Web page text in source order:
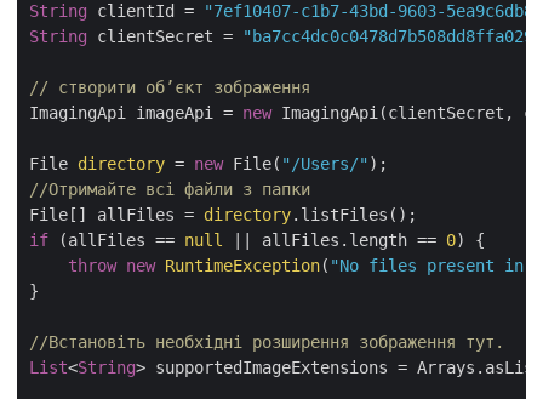
String clientId =
"7ef10407-c1b7-43bd-9603-
String clientSecret =
// створити об’єкт зображення
ImagingApi imageApi = new ImagingApi(clientSecret,
File directory = new File( "/Users/"
//Отримайте всі файли з папки
File[] allFiles = directory
if (allFiles == null || allFiles.length == 0) {
throw new RuntimeException( "No files present in
}
//Встановіть необхідні розширення зображення тут.
List<String> supportedImageExtensions =